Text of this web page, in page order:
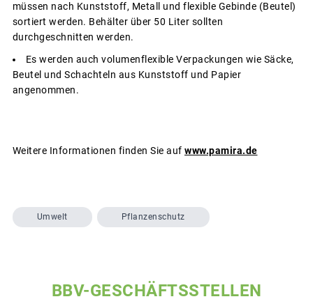
müssen nach Kunststoff, Metall und flexible Gebinde (Beutel)
sortiert werden. Behälter über 50 Liter sollten
durchgeschnitten werden.
Es werden auch volumenflexible Verpackungen wie Säcke,
Beutel und Schachteln aus Kunststoff und Papier
angenommen.
Weitere Informationen finden Sie auf www.pamira.de
Umwelt Pflanzenschutz
BBV-GESCHÄFTSSTELLEN